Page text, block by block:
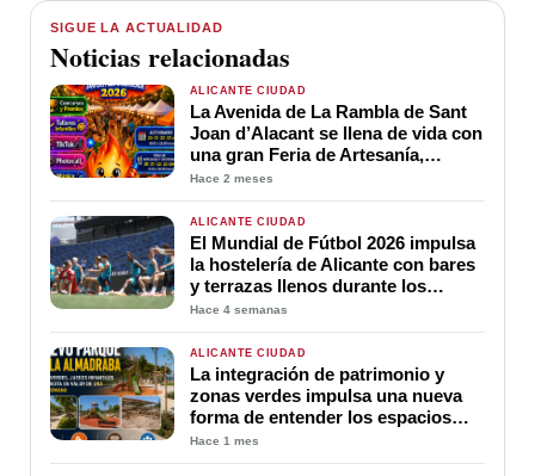
SIGUE LA ACTUALIDAD
Noticias relacionadas
ALICANTE CIUDAD
La Avenida de La Rambla de Sant
Joan d’Alacant se llena de vida con
una gran Feria de Artesanía,
Gastronomía y Actividades para
toda la familia durante las
Hogueras 2026
Hace 2 meses
ALICANTE CIUDAD
El Mundial de Fútbol 2026 impulsa
la hostelería de Alicante con bares
y terrazas llenos durante los
partidos de España
Hace 4 semanas
ALICANTE CIUDAD
La integración de patrimonio y
zonas verdes impulsa una nueva
forma de entender los espacios
públicos en Alicante
Hace 1 mes